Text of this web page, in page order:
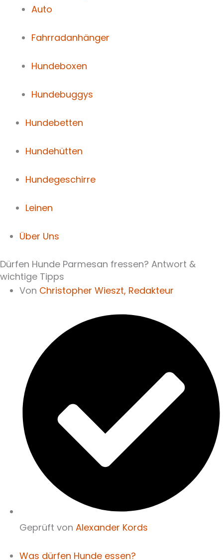
Auto
Fahrradanhänger
Hundeboxen
Hundebuggys
Hundebetten
Hundehütten
Hundegeschirre
Leinen
Über Uns
Dürfen Hunde Parmesan fressen? Antwort &
wichtige Tipps
Von Christopher Wieszt, Redakteur
Geprüft von Alexander Kords
Was dürfen Hunde essen?